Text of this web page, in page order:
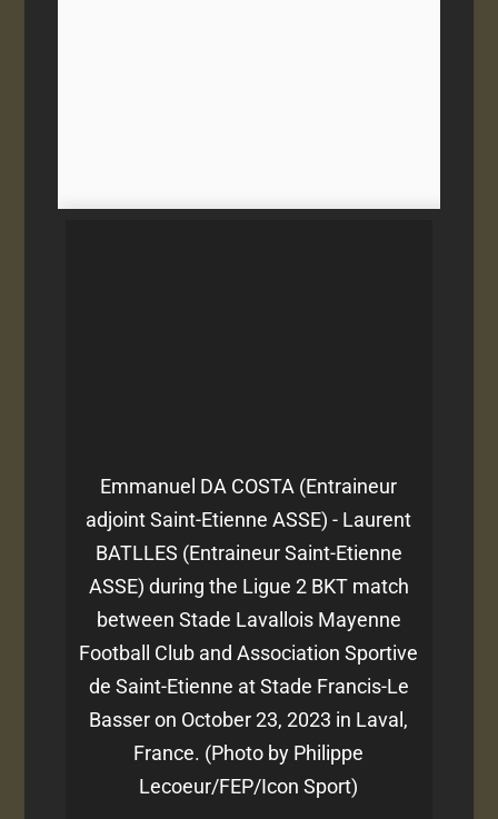
Emmanuel DA COSTA (Entraineur
adjoint Saint-Etienne ASSE) - Laurent
BATLLES (Entraineur Saint-Etienne
ASSE) during the Ligue 2 BKT match
between Stade Lavallois Mayenne
Football Club and Association Sportive
de Saint-Etienne at Stade Francis-Le
Basser on October 23, 2023 in Laval,
France. (Photo by Philippe
Lecoeur/FEP/Icon Sport)